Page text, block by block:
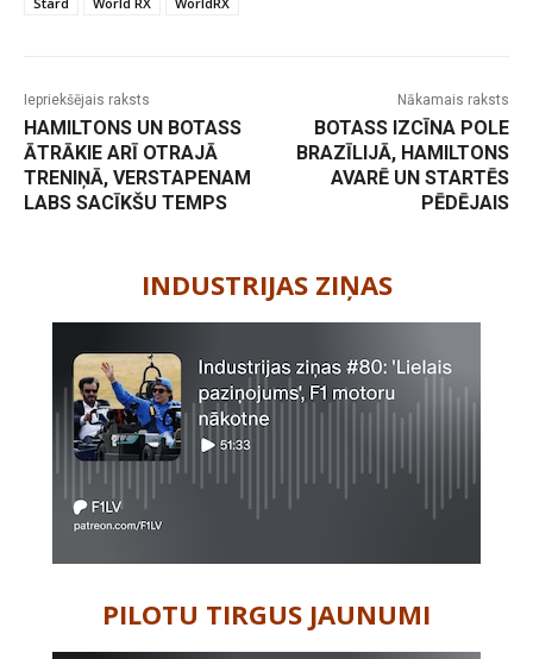
Iepriekšējais raksts
HAMILTONS UN BOTASS
ĀTRĀKIE ARĪ OTRAJĀ
TRENIŅĀ, VERSTAPENAM
LABS SACĪKŠU TEMPS
Nākamais raksts
BOTASS IZCĪNA POLE
BRAZĪLIJĀ, HAMILTONS
AVARĒ UN STARTĒS
PĒDĒJAIS
INDUSTRIJAS ZIŅAS
PILOTU TIRGUS JAUNUMI